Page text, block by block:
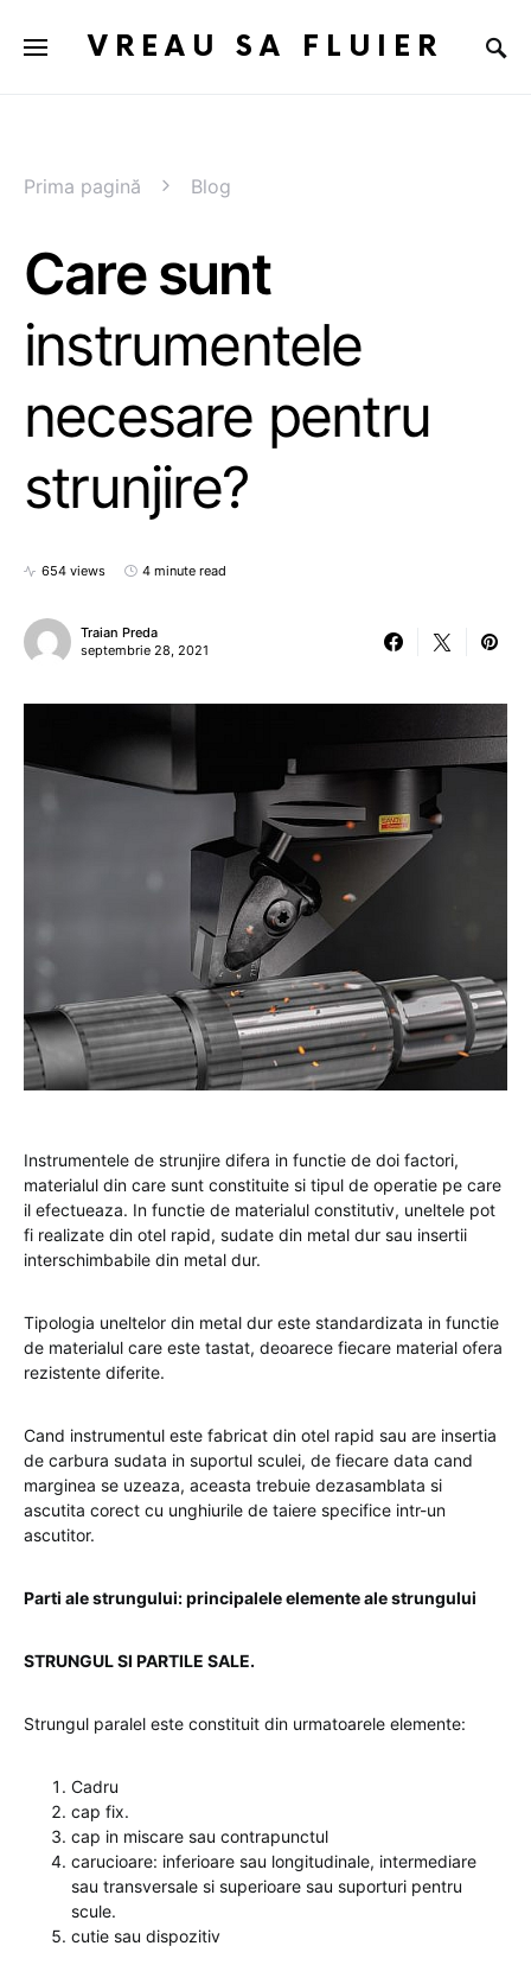
VREAU SA FLUIER
Prima pagină Blog
Care sunt
instrumentele
necesare pentru
strunjire?
654 views 4 minute read
Traian Preda
septembrie 28, 2021
Instrumentele de strunjire difera in functie de doi factori,
materialul din care sunt constituite si tipul de operatie pe care
il efectueaza. In functie de materialul constitutiv, uneltele pot
fi realizate din otel rapid, sudate din metal dur sau insertii
interschimbabile din metal dur.
Tipologia uneltelor din metal dur este standardizata in functie
de materialul care este tastat, deoarece fiecare material ofera
rezistente diferite.
Cand instrumentul este fabricat din otel rapid sau are insertia
de carbura sudata in suportul sculei, de fiecare data cand
marginea se uzeaza, aceasta trebuie dezasamblata si
ascutita corect cu unghiurile de taiere specifice intr-un
ascutitor.
Parti ale strungului: principalele elemente ale strungului
STRUNGUL SI PARTILE SALE.
Strungul paralel este constituit din urmatoarele elemente:
Cadru
cap fix.
cap in miscare sau contrapunctul
carucioare: inferioare sau longitudinale, intermediare
sau transversale si superioare sau suporturi pentru
scule.
cutie sau dispozitiv